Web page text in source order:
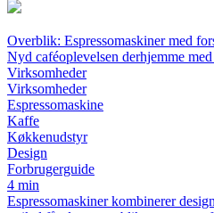
Overblik: Espressomaskiner med
Nyd caféoplevelsen derhjemme
Virksomheder
Virksomheder
Espressomaskine
Kaffe
Køkkenudstyr
Design
Forbrugerguide
4 min
Espressomaskiner kombinerer